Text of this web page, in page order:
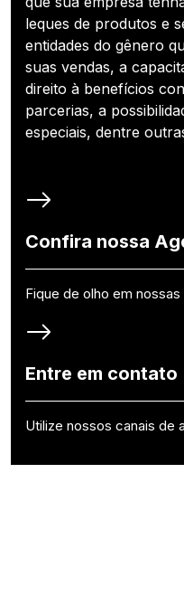
leques de produtos e
entidades do gênero
suas vendas, a
direito à benefícios
parcerias, a
especiais, dentre
Confira nossa
Fique de olho em
Entre em contato
Utilize nossos canais de